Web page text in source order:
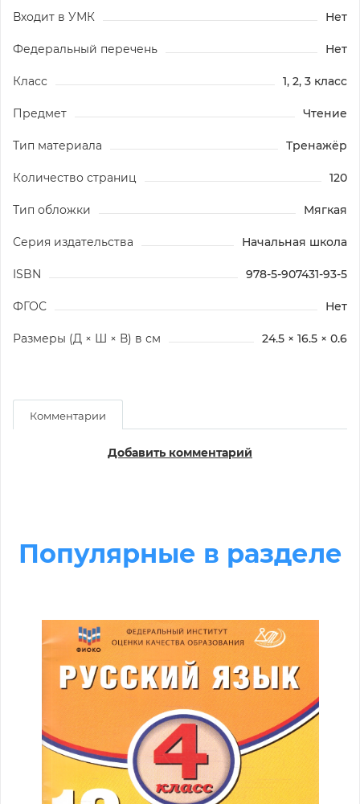
Входит в УМК Нет
Федеральный перечень Нет
Класс 1, 2, 3 класс
Предмет Чтение
Тип материала Тренажёр
Количество страниц 120
Тип обложки Мягкая
Серия издательства Начальная школа
ISBN 978-5-907431-93-5
ФГОС Нет
Размеры (Д × Ш × В) в см 24.5 × 16.5 × 0.6
Комментарии
Добавить комментарий
Популярные в разделе